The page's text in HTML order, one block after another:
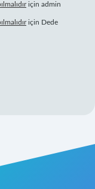
için admin
için Dede